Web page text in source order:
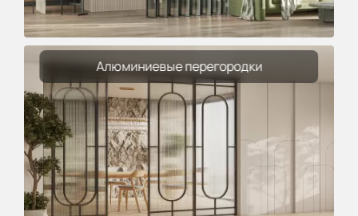
Алюминиевые перегородки